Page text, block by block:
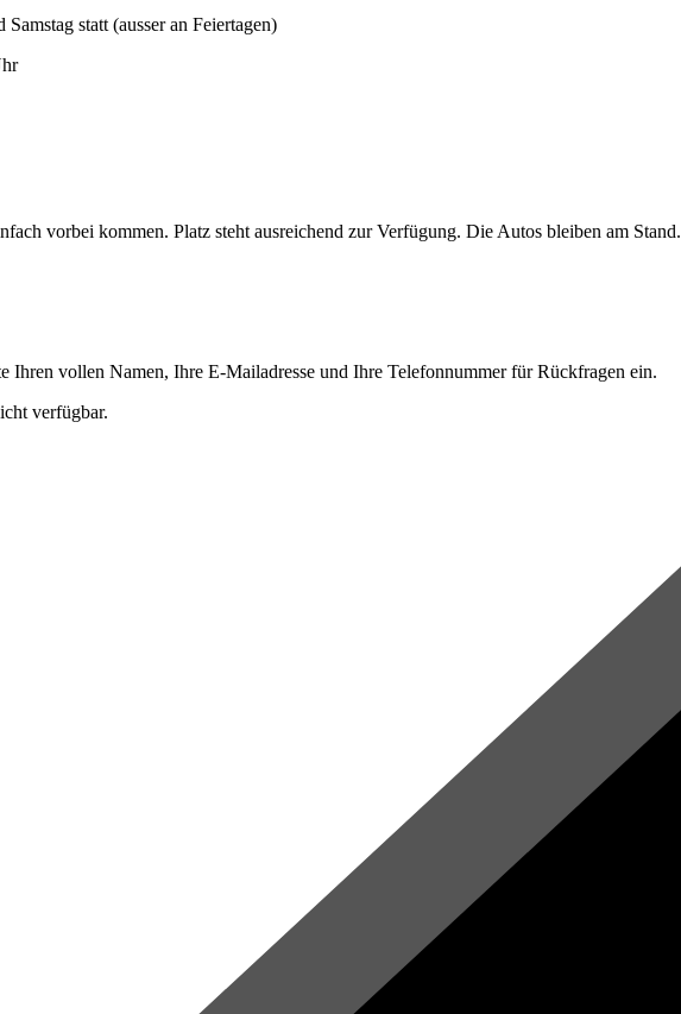
statt (ausser an Feiertagen)
vorbei kommen. Platz steht ausreichend zur Verfügung. Die Autos bleiben am Stand.
Ihren vollen Namen, Ihre E-Mailadresse und Ihre Telefonnummer für Rückfragen ein.
verfügbar.